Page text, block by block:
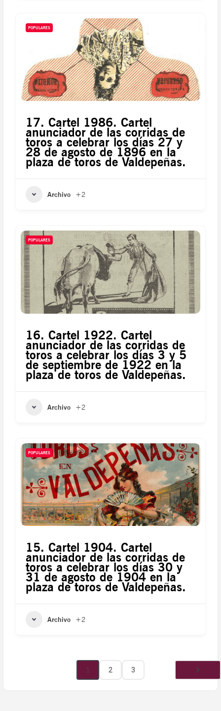
POPULARES
17. Cartel 1986. Cartel
anunciador de las corridas de
toros a celebrar los días 27 y
28 de agosto de 1896 en la
plaza de toros de Valdepeñas.
Archivo +2
POPULARES
16. Cartel 1922. Cartel
anunciador de las corridas de
toros a celebrar los días 3 y 5
de septiembre de 1922 en la
plaza de toros de Valdepeñas.
Archivo +2
POPULARES
15. Cartel 1904. Cartel
anunciador de las corridas de
toros a celebrar los días 30 y
31 de agosto de 1904 en la
plaza de toros de Valdepeñas.
Archivo +2
1 2 3